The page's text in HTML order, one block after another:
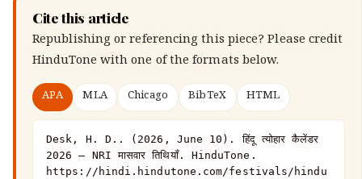
Cite this article
Republishing or referencing this piece? Please credit
HinduTone with one of the formats below.
APA MLA Chicago BibTeX HTML
Desk, H. D.. (2026, June 10). हिंदू त्योहार कैलेंडर
2026 — NRI मासवार तिथियाँ. HinduTone.
https://hindi.hindutone.com/festivals/hindu